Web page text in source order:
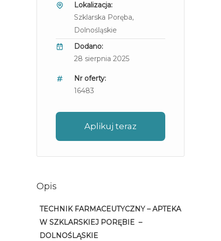
Lokalizacja:
Szklarska Poręba,
Dolnośląskie
Dodano:
28 sierpnia 2025
Nr oferty:
16483
Aplikuj teraz
Opis
TECHNIK FARMACEUTYCZNY – APTEKA
W SZKLARSKIEJ PORĘBIE –
DOLNOŚLĄSKIE